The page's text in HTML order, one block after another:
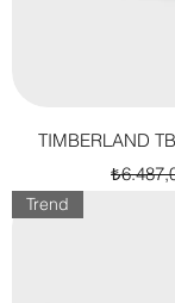
TIMBERLAND
Normal
Trend